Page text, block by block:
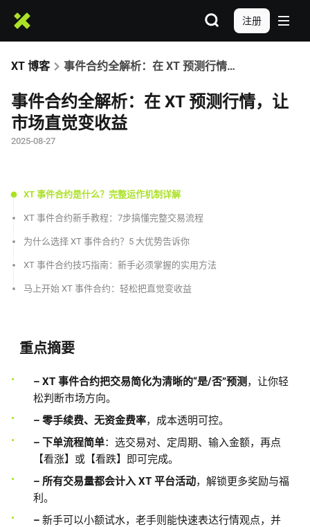
注册
XT 博客 事件合约全解析：在 XT 预测行情，让市场直觉变收益
事件合约全解析：在 XT 预测行情，让
市场直觉变收益
2025-08-27
XT 事件合约是什么？完整运作机制详解
XT 事件合约新手教程：7步搞懂完整交易流程
为什么选择 XT 事件合约？5 大优势告诉你
XT 事件合约技巧指南：新手必须掌握的实用方法
马上开始 XT 事件合约：轻松把直觉变收益
重点摘要
– XT 事件合约把交易简化为清晰的“是/否”预测 ，让你轻
松判断市场方向。
– 零手续费、无资金费率，成本透明可控。
– 下单流程简单：选交易对、定周期、输入金额，再点
【看涨】或【看跌】即可完成。
– 所有交易量都会计入 XT 平台活动，解锁更多奖励与福
利。
– 新手可以小额试水，老手则能快速表达行情观点，并